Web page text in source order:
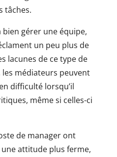
tâches.
bien gérer une équipe,
un peu plus de
lacunes de ce type de
médiateurs peuvent
difficulté lorsqu’il
même si celles-ci
de manager ont
attitude plus ferme,